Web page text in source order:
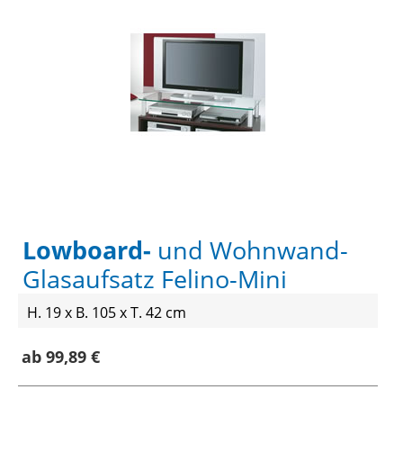
Lowboard- und Wohnwand-
Glasaufsatz Felino-Mini
H. 19 x B. 105 x T. 42 cm
ab 99,89 €